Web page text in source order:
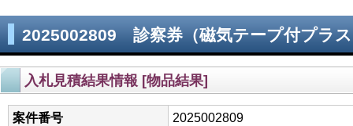
2025002809 診察券（磁気テープ付プラ
入札見積結果情報 [物品結果]
案件番号
2025002809